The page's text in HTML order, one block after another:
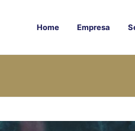
Home Empresa